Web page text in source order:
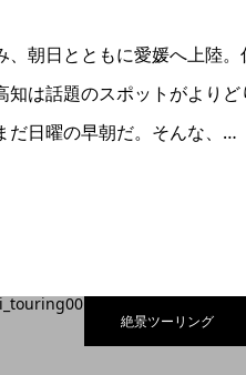
朝日とともに愛媛へ上陸。
は話題のスポットがより
だ日曜の早朝だ。そんな、…
絶景ツーリング